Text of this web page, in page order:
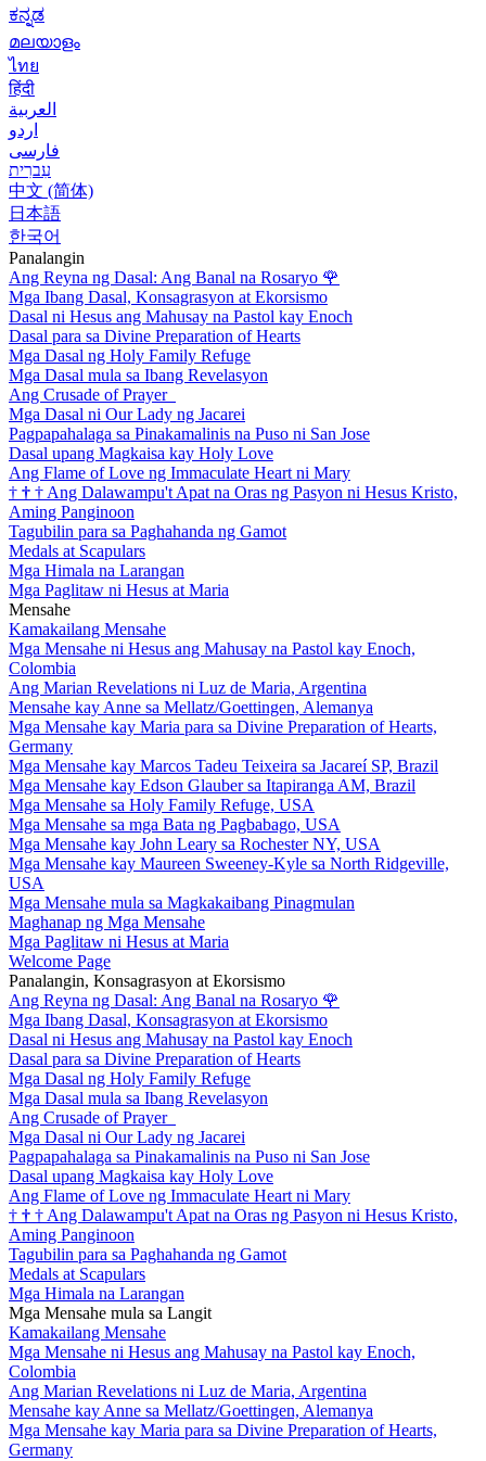
ಕನ್ನಡ
മലയാളം
ไทย
हिंदी
العربية
اردو
فارسی
עִברִית
中文 (简体)
日本語
한국어
Panalangin
Ang Reyna ng Dasal: Ang Banal na Rosaryo 🌹
Mga Ibang Dasal, Konsagrasyon at Ekorsismo
Dasal ni Hesus ang Mahusay na Pastol kay Enoch
Dasal para sa Divine Preparation of Hearts
Mga Dasal ng Holy Family Refuge
Mga Dasal mula sa Ibang Revelasyon
Ang Crusade of Prayer
Mga Dasal ni Our Lady ng Jacarei
Pagpapahalaga sa Pinakamalinis na Puso ni San Jose
Dasal upang Magkaisa kay Holy Love
Ang Flame of Love ng Immaculate Heart ni Mary
† † † Ang Dalawampu't Apat na Oras ng Pasyon ni Hesus Kristo,
Aming Panginoon
Tagubilin para sa Paghahanda ng Gamot
Medals at Scapulars
Mga Himala na Larangan
Mga Paglitaw ni Hesus at Maria
Mensahe
Kamakailang Mensahe
Mga Mensahe ni Hesus ang Mahusay na Pastol kay Enoch,
Colombia
Ang Marian Revelations ni Luz de Maria, Argentina
Mensahe kay Anne sa Mellatz/Goettingen, Alemanya
Mga Mensahe kay Maria para sa Divine Preparation of Hearts,
Germany
Mga Mensahe kay Marcos Tadeu Teixeira sa Jacareí SP, Brazil
Mga Mensahe kay Edson Glauber sa Itapiranga AM, Brazil
Mga Mensahe sa Holy Family Refuge, USA
Mga Mensahe sa mga Bata ng Pagbabago, USA
Mga Mensahe kay John Leary sa Rochester NY, USA
Mga Mensahe kay Maureen Sweeney-Kyle sa North Ridgeville,
USA
Mga Mensahe mula sa Magkakaibang Pinagmulan
Maghanap ng Mga Mensahe
Mga Paglitaw ni Hesus at Maria
Welcome Page
Panalangin, Konsagrasyon at Ekorsismo
Ang Reyna ng Dasal: Ang Banal na Rosaryo 🌹
Mga Ibang Dasal, Konsagrasyon at Ekorsismo
Dasal ni Hesus ang Mahusay na Pastol kay Enoch
Dasal para sa Divine Preparation of Hearts
Mga Dasal ng Holy Family Refuge
Mga Dasal mula sa Ibang Revelasyon
Ang Crusade of Prayer
Mga Dasal ni Our Lady ng Jacarei
Pagpapahalaga sa Pinakamalinis na Puso ni San Jose
Dasal upang Magkaisa kay Holy Love
Ang Flame of Love ng Immaculate Heart ni Mary
† † † Ang Dalawampu't Apat na Oras ng Pasyon ni Hesus Kristo,
Aming Panginoon
Tagubilin para sa Paghahanda ng Gamot
Medals at Scapulars
Mga Himala na Larangan
Mga Mensahe mula sa Langit
Kamakailang Mensahe
Mga Mensahe ni Hesus ang Mahusay na Pastol kay Enoch,
Colombia
Ang Marian Revelations ni Luz de Maria, Argentina
Mensahe kay Anne sa Mellatz/Goettingen, Alemanya
Mga Mensahe kay Maria para sa Divine Preparation of Hearts,
Germany